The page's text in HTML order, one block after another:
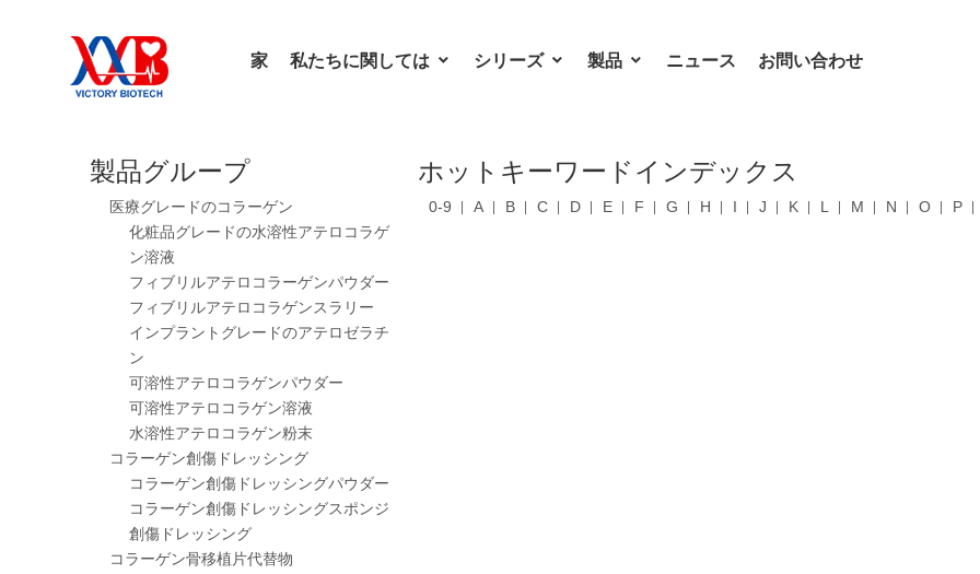
家 私たちに関しては シリーズ 製品 ニュース お問い合わせ
製品グループ
医療グレードのコラーゲン
化粧品グレードの水溶性アテロコラゲ
ン溶液
フィブリルアテロコラーゲンパウダー
フィブリルアテロコラゲンスラリー
インプラントグレードのアテロゼラチ
ン
可溶性アテロコラゲンパウダー
可溶性アテロコラゲン溶液
水溶性アテロコラゲン粉末
コラーゲン創傷ドレッシング
コラーゲン創傷ドレッシングパウダー
コラーゲン創傷ドレッシングスポンジ
創傷ドレッシング
コラーゲン骨移植片代替物
ホットキーワードインデックス
0-9 A B C D E F G H I J K L M N O P